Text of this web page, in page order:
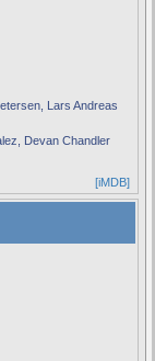
Lars Andreas
Devan Chandler
[iMDB]